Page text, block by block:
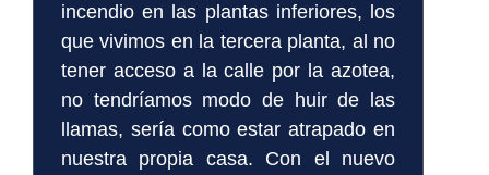
incendio en las plantas inferiores, los
que vivimos en la tercera planta, al no
tener acceso a la calle por la azotea,
no tendríamos modo de huir de las
llamas, sería como estar atrapado en
nuestra propia casa. Con el nuevo